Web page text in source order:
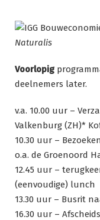
Naturalis
Voorlopig
deelnemers later.
v.a. 10.00 uur –
Valkenburg (ZH)*
10.30 uur –
o.a. de Groenoord
12.45 uur –
(eenvoudige) lunch
13.30 uur – Busrit
16.30 uur –